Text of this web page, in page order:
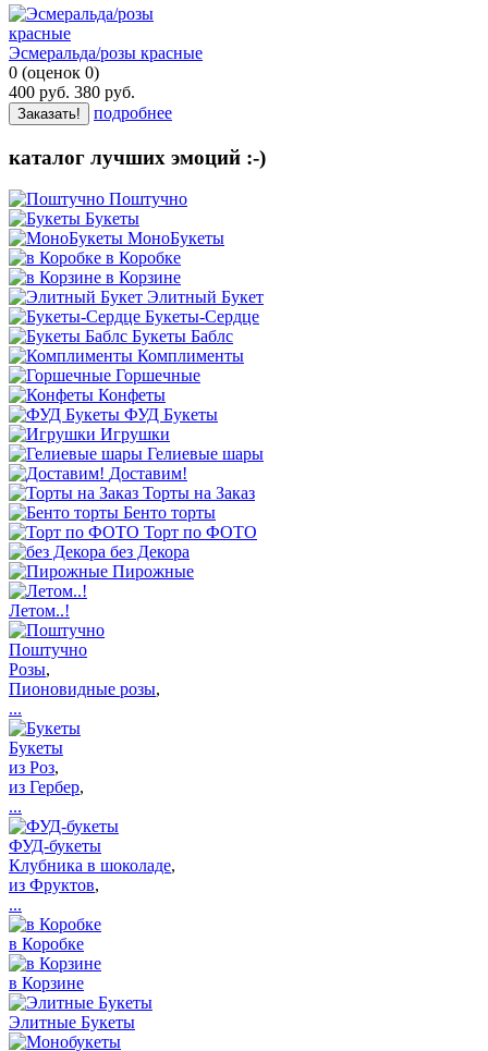
Эсмеральда/розы красные
0 (оценок 0)
400 руб. 380 руб.
Заказать! подробнее
каталог лучших эмоций :-)
Поштучно
Букеты
МоноБукеты
в Коробке
в Корзине
Элитный Букет
Букеты-Сердце
Букеты Баблс
Комплименты
Горшечные
Конфеты
ФУД Букеты
Игрушки
Гелиевые шары
Доставим!
Торты на Заказ
Бенто торты
Торт по ФОТО
без Декора
Пирожные
Летом..!
Поштучно
Розы,
Пионовидные розы,
...
Букеты
из Роз,
из Гербер,
...
ФУД-букеты
Клубника в шоколаде,
из Фруктов,
...
в Коробке
в Корзине
Элитные Букеты